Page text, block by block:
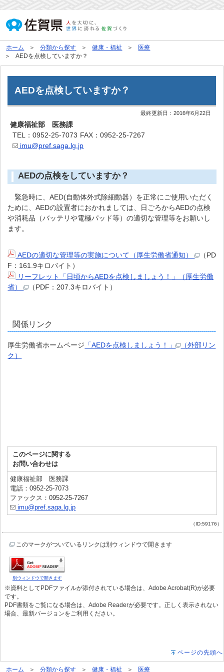
ホーム 分類から探す 健康・福祉
医療
AEDを点検していますか？
AEDを点検していますか？
最終更新日：2016年6月22日
健康福祉部 医務課
TEL：0952-25-7073 FAX：0952-25-7267
imu@pref.saga.lg.jp
AEDの点検をしていますか？
緊急時に、AED(自動体外式除細動器）を正常にご使用いただく
ために、AEDの設置者におかれましては、日ごろからAEDの点検
や消耗品（バッテリや電極パッド等）の適切な管理等をお願いし
ます。
AEDの適切な管理等の実施について（厚生労働省通知）
（PD
F：161.9キロバイト）
リーフレット「日頃からAEDを点検しましょう！」（厚生労働
省）
（PDF：207.3キロバイト）
関係リンク
厚生労働省ホームページ 「AEDを点検しましょう！」
（外部リン
ク）
このページに関する
お問い合わせは
健康福祉部 医務課
電話：0952-25-7073
ファックス：0952-25-7267
imu@pref.saga.lg.jp
（ID:59176）
このマークがついているリンクは別ウィンドウで開きます
別ウィンドウで開きます
※資料としてPDFファイルが添付されている場合は、Adobe Acrobat(R)が必要
です。
PDF書類をご覧になる場合は、Adobe Readerが必要です。正しく表示されない
場合、最新バージョンをご利用ください。
ページの先頭へ
ホーム 分類から探す 健康・福祉 医療